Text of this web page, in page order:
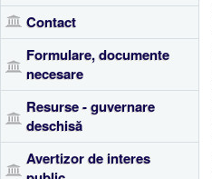
Contact
Formulare, documente
necesare
Resurse - guvernare
deschisă
Avertizor de interes